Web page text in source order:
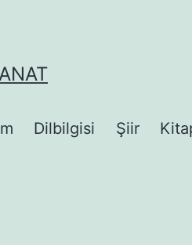
Dilbilgisi Şiir